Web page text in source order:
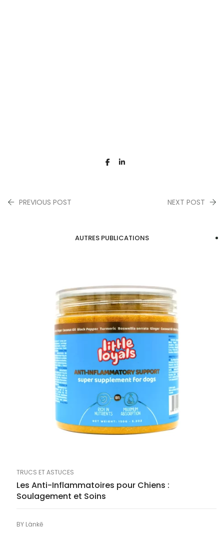
PREVIOUS POST NEXT POST
AUTRES PUBLICATIONS
TRUCS ET ASTUCES
Les Anti-Inflammatoires pour Chiens :
Soulagement et Soins
BY Länkē